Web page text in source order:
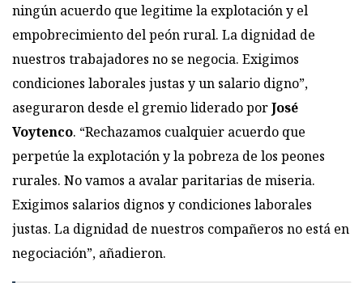
ningún acuerdo que legitime la explotación y el
empobrecimiento del peón rural. La dignidad de
nuestros trabajadores no se negocia. Exigimos
condiciones laborales justas y un salario digno”,
aseguraron desde el gremio liderado porJosé
Voytenco. “Rechazamos cualquier acuerdo que
perpetúe la explotación y la pobreza de los peones
rurales. No vamos a avalar paritarias de miseria.
Exigimos salarios dignos y condiciones laborales
justas. La dignidad de nuestros compañeros no está en
negociación”, añadieron.